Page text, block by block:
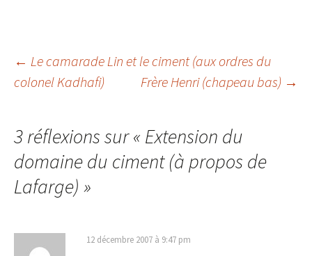
Navigation
articles
← Le camarade Lin et le ciment (aux ordres du
colonel Kadhafi)
Frère Henri (chapeau bas) →
3 réflexions sur « Extension du
domaine du ciment (à propos de
Lafarge) »
12 décembre 2007 à 9:47 pm